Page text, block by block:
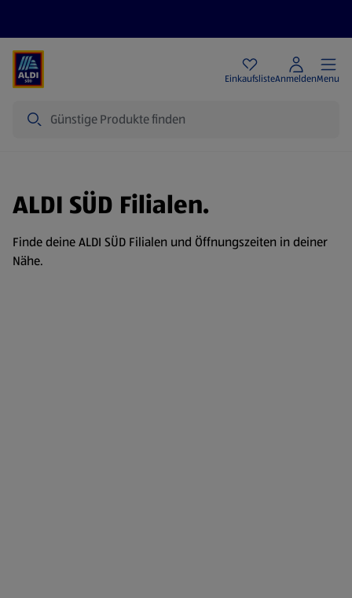
EinkaufslisteAnmeldenMenu
ALDI SÜD Filialen.
Finde deine ALDI SÜD Filialen und Öffnungszeiten in deiner
Nähe.